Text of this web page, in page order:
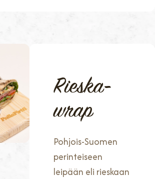
Rieska-
wrap
Pohjois-Suomen
perinteiseen
leipään eli rieskaan